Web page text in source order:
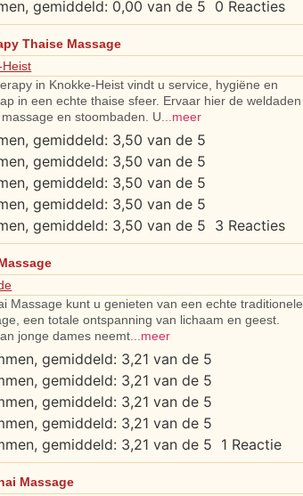
0 Reacties
Thaise Massage
Heist
in Knokke-Heist vindt u service, hygiëne en
in een echte thaise sfeer. Ervaar hier de weldaden
en stoombaden. U...meer
3 Reacties
Massage kunt u genieten van een echte traditionele
een totale ontspanning van lichaam en geest.
jonge dames neemt...meer
1 Reactie
Massage